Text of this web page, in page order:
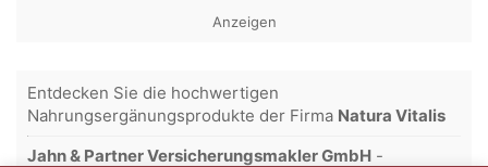
Anzeigen
Entdecken Sie die hochwertigen
Nahrungsergänungsprodukte der Firma Natura Vitalis
Jahn & Partner Versicherungsmakler GmbH -